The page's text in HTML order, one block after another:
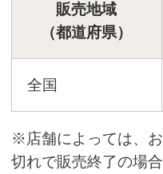
販売地域
（都道府県）
全国
※店舗によっては、
切れで販売終了の場